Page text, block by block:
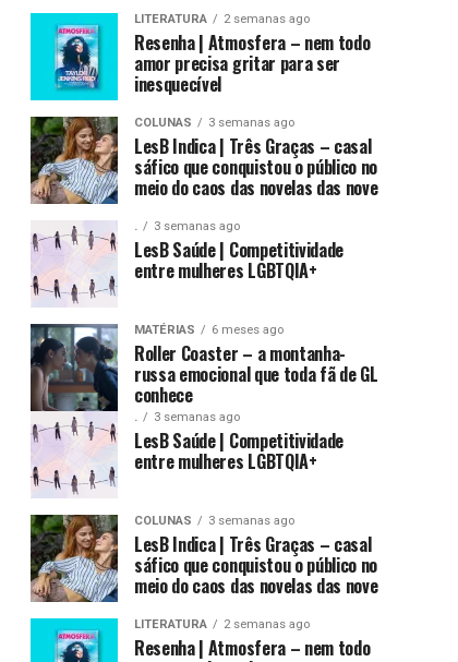
LITERATURA 2 semanas ago
Resenha | Atmosfera – nem todo
amor precisa gritar para ser
inesquecível
COLUNAS 3 semanas ago
LesB Indica | Três Graças – casal
sáfico que conquistou o público no
meio do caos das novelas das nove
. 3 semanas ago
LesB Saúde | Competitividade
entre mulheres LGBTQIA+
MATÉRIAS 6 meses ago
Roller Coaster – a montanha-
russa emocional que toda fã de GL
conhece
. 3 semanas ago
LesB Saúde | Competitividade
entre mulheres LGBTQIA+
COLUNAS 3 semanas ago
LesB Indica | Três Graças – casal
sáfico que conquistou o público no
meio do caos das novelas das nove
LITERATURA 2 semanas ago
Resenha | Atmosfera – nem todo